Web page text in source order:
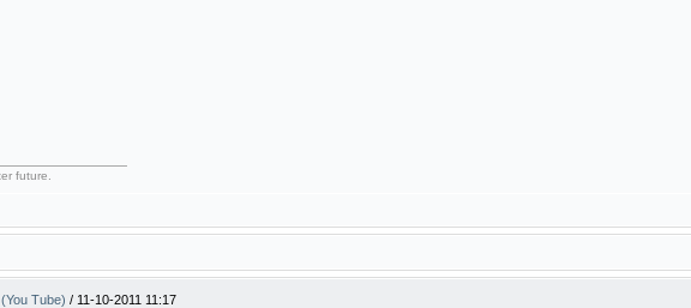
future.
Tube) / 11-10-2011 11:17